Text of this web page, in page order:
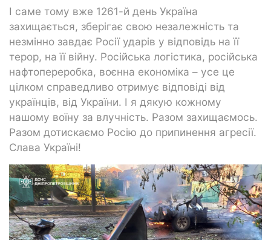
І саме тому вже 1261-й день Україна
захищається, зберігає свою незалежність та
незмінно завдає Росії ударів у відповідь на її
терор, на її війну. Російська логістика, російська
нафтопереробка, воєнна економіка – усе це
цілком справедливо отримує відповіді від
українців, від України. І я дякую кожному
нашому воїну за влучність. Разом захищаємось.
Разом дотискаємо Росію до припинення агресії.
Слава Україні!